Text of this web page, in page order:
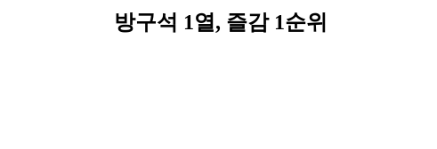
방구석 1열, 즐감 1순위